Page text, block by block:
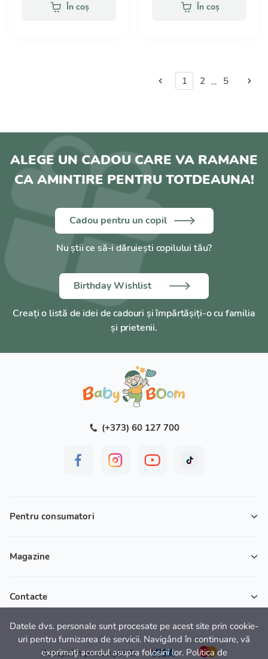
În coș În coș
1 2 ... 5
ALEGE UN CADOU CARE VA RAMANE
CA AMINTIRE PENTRU TOTDEAUNA!
Cadou pentru un copil
Nu știi ce să-i dăruiești copilului tău?
Birthday Wishlist
Creați o listă de idei de cadouri și împărtășiți-o cu familia
și prietenii.
(+373) 60 127 700
Pentru consumatori
Magazine
Contacte
Acceptăm pentru plată:
Datele dvs. personale sunt procesate pe acest site prin cookie-
uri pentru furnizarea de servicii. Navigând în continuare, vă
exprimaţi acordul asupra folosirii lor. Politica de